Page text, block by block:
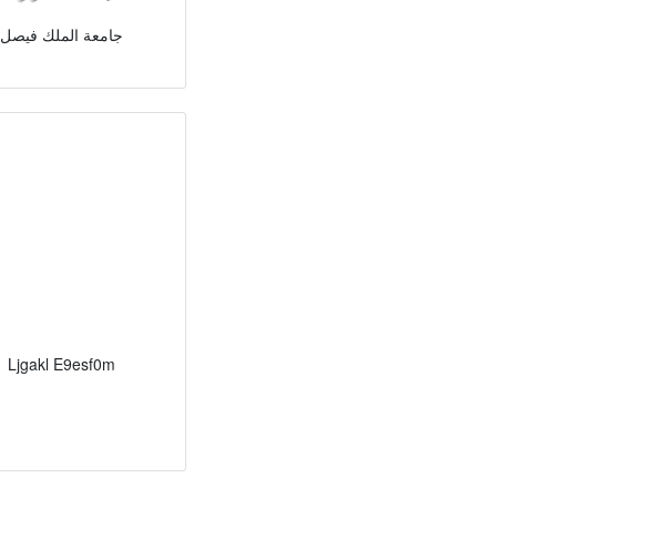
جامعة الملك فيصل
Ljgakl E9esf0m